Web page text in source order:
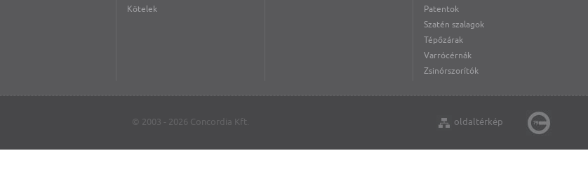
Kötelek
Patentok
Szatén szalagok
Tépőzárak
Varrócérnák
Zsinórszorítók
© 2003 - 2026 Concordia Kft. oldaltérkép